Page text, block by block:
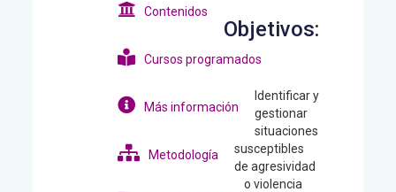
Contenidos
Cursos programados
Más información
Metodología
Objetivos:
Identificar y
gestionar
situaciones
susceptibles
de agresividad
o violencia